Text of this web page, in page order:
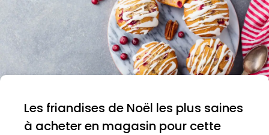
Les friandises de Noël les plus saines
à acheter en magasin pour cette